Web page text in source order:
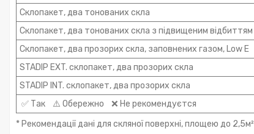
Склопакет, два тонованих скла
Склопакет, два тонованих скла з підвищеним відбиттям
Склопакет, два прозорих скла, заповнених газом, Low E
STADIP EXT. склопакет, два прозорих скла
STADIP INT. склопакет, два прозорих скла
✅ Так ⚠️ Обережно ❌ Не рекомендуєтся
* Рекомендації дані для скляної поверхні, площею до 2,5м²